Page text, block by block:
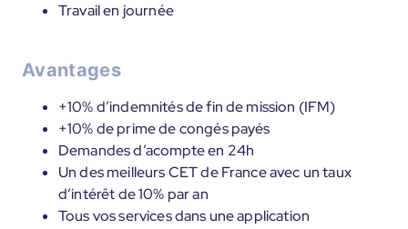
Travail en journée
Avantages
+10% d’indemnités de fin de mission (IFM)
+10% de prime de congés payés
Demandes d’acompte en 24h
Un des meilleurs CET de France avec un taux
d’intérêt de 10% par an
Tous vos services dans une application